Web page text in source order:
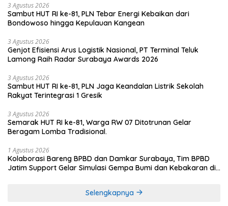
3 Agustus 2026
Sambut HUT RI ke-81, PLN Tebar Energi Kebaikan dari
Bondowoso hingga Kepulauan Kangean
3 Agustus 2026
Genjot Efisiensi Arus Logistik Nasional, PT Terminal Teluk
Lamong Raih Radar Surabaya Awards 2026
3 Agustus 2026
Sambut HUT RI ke-81, PLN Jaga Keandalan Listrik Sekolah
Rakyat Terintegrasi 1 Gresik
3 Agustus 2026
Semarak HUT RI ke-81, Warga RW 07 Ditotrunan Gelar
Beragam Lomba Tradisional.
1 Agustus 2026
Kolaborasi Bareng BPBD dan Damkar Surabaya, Tim BPBD
Jatim Support Gelar Simulasi Gempa Bumi dan Kebakaran di
Selengkapnya